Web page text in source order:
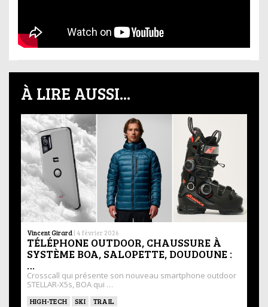
À LIRE AUSSI...
Vincent Girard | 4 février 2026
TÉLÉPHONE OUTDOOR, CHAUSSURE À
SYSTÈME BOA, SALOPETTE, DOUDOUNE :
…
Crosscall qui présente son nouveau smartphone outdoor
STELLAR-X5s, BOA qui …
HIGH-TECH SKI TRAIL